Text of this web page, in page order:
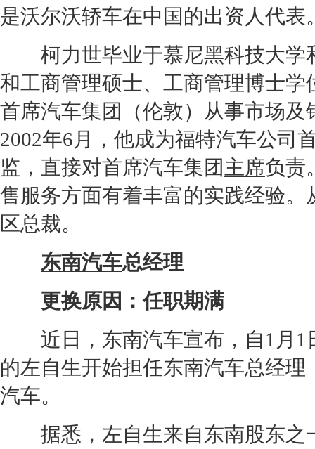
是沃尔沃轿车在中国的出资人代表
柯力世毕业于慕尼黑科技大学
和工商管理硕士、工商管理博士学
首席汽车集团（伦敦）从事市场
2002年6月，他成为福特汽车公司
监，直接对首席汽车集团 主席负责
售服务方面有着丰富的实践经验
区总裁。
东南汽车总经理
更换原因：任职期满
近日， 东南汽车宣布，自1月
的左自生开始担任东南汽车总经理
汽车。
据悉，左自生来自东南股东之